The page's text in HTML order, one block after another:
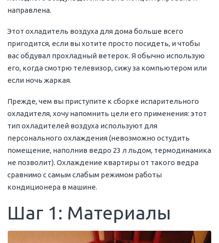
направлена.
Этот охладитель воздуха для дома больше всего
пригодится, если вы хотите просто посидеть, и чтобы
вас обдувал прохладный ветерок. Я обычно использую
его, когда смотрю телевизор, сижу за компьютером или
если ночь жаркая.
Прежде, чем вы приступите к сборке испарительного
охладителя, хочу напомнить цели его применения: этот
тип охладителей воздуха используют для
персонального охлаждения (невозможно остудить
помещение, наполнив ведро 23 л льдом, термодинамика
не позволит). Охлаждение квартиры от такого ведра
сравнимо с самым слабым режимом работы
кондиционера в машине.
Шаг 1: Материалы